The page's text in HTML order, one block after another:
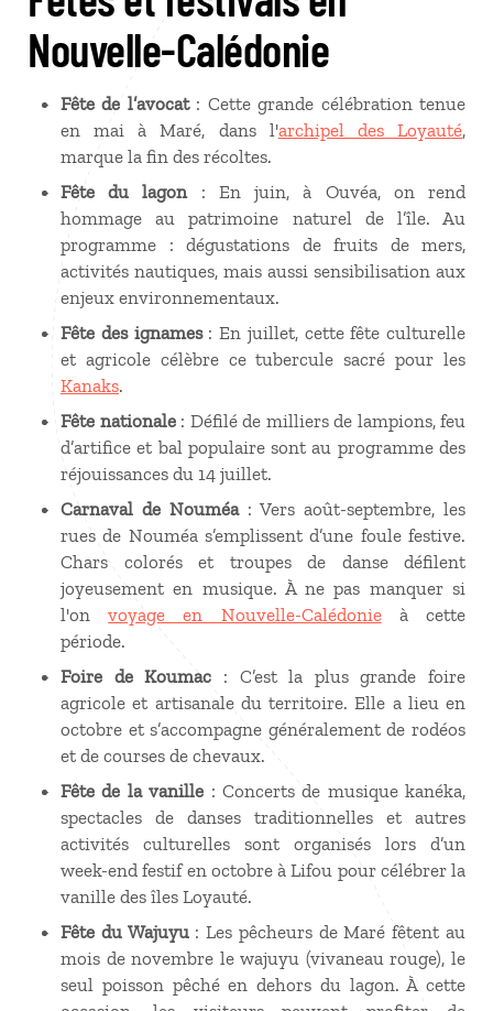
Nouvelle-Calédonie
Fête de l’avocat: Cette grande célébration tenue
en mai à Maré, dans l'archipel des Loyauté,
marque la fin des récoltes.
Fête du lagon: En juin, à Ouvéa, on rend
hommage au patrimoine naturel de l’île. Au
programme : dégustations de fruits de mers,
activités nautiques, mais aussi sensibilisation aux
enjeux environnementaux.
Fête des ignames: En juillet, cette fête culturelle
et agricole célèbre ce tubercule sacré pour les
Kanaks.
Fête nationale: Défilé de milliers de lampions, feu
d’artifice et bal populaire sont au programme des
réjouissances du 14 juillet.
Carnaval de Nouméa: Vers août-septembre, les
rues de Nouméa s’emplissent d’une foule festive.
Chars colorés et troupes de danse défilent
joyeusement en musique. À ne pas manquer si
l'onvoyage en Nouvelle-Calédonieà cette
période.
Foire de Koumac : C’est la plus grande foire
agricole et artisanale du territoire. Elle a lieu en
octobre et s’accompagne généralement de rodéos
et de courses de chevaux.
Fête de la vanille : Concerts de musique kanéka,
spectacles de danses traditionnelles et autres
activités culturelles sont organisés lors d’un
week-end festif en octobre à Lifou pour célébrer la
vanille des îles Loyauté.
Fête du Wajuyu: Les pêcheurs de Maré fêtent au
mois de novembre le wajuyu (vivaneau rouge), le
seul poisson pêché en dehors du lagon. À cette